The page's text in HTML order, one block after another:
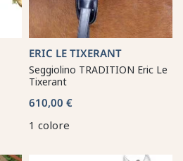
ERIC LE TIXERANT
Seggiolino TRADITION Eric Le
Tixerant
610,00 €
1 colore